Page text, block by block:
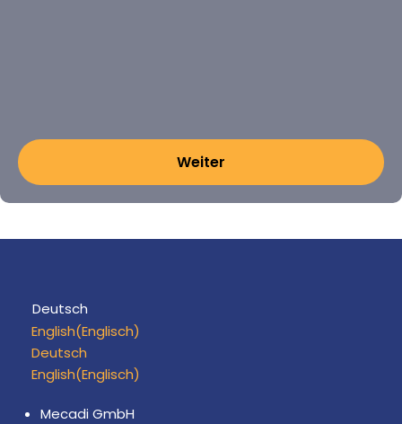
Deutsch
English(Englisch)
Deutsch
English(Englisch)
Mecadi GmbH